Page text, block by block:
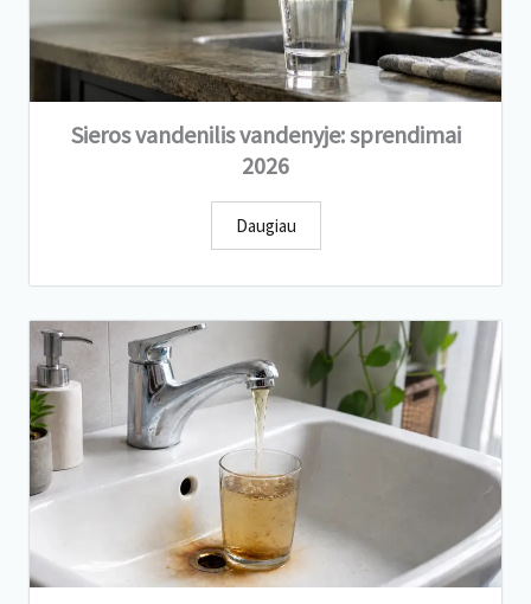
Sieros vandenilis vandenyje: sprendimai
2026
Daugiau